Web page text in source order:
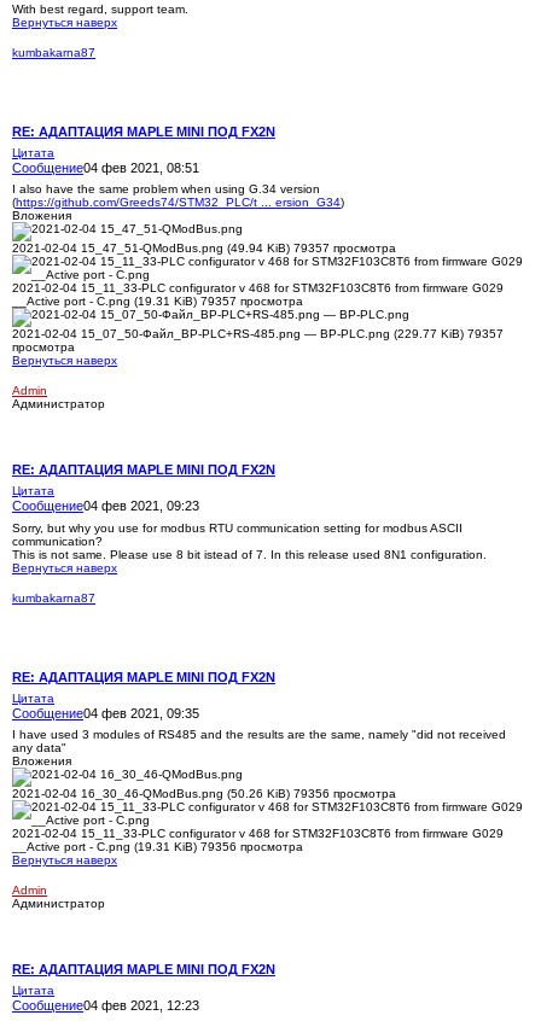
With best regard, support team.
Вернуться наверх
kumbakarna87
RE: АДАПТАЦИЯ MAPLE MINI ПОД FX2N
Цитата
Сообщение04 фев 2021, 08:51
I also have the same problem when using G.34 version
(https://github.com/Greeds74/STM32_PLC/t ... ersion_G34)
Вложения
2021-02-04 15_47_51-QModBus.png (49.94 KiB) 79357 просмотра
2021-02-04 15_11_33-PLC configurator v 468 for STM32F103C8T6 from firmware G029
__Active port - C.png (19.31 KiB) 79357 просмотра
2021-02-04 15_07_50-Файл_BP-PLC+RS-485.png — BP-PLC.png (229.77 KiB) 79357
просмотра
Вернуться наверх
Admin
Администратор
RE: АДАПТАЦИЯ MAPLE MINI ПОД FX2N
Цитата
Сообщение04 фев 2021, 09:23
Sorry, but why you use for modbus RTU communication setting for modbus ASCII
communication?
This is not same. Please use 8 bit istead of 7. In this release used 8N1 configuration.
Вернуться наверх
kumbakarna87
RE: АДАПТАЦИЯ MAPLE MINI ПОД FX2N
Цитата
Сообщение04 фев 2021, 09:35
I have used 3 modules of RS485 and the results are the same, namely "did not received
any data"
Вложения
2021-02-04 16_30_46-QModBus.png (50.26 KiB) 79356 просмотра
2021-02-04 15_11_33-PLC configurator v 468 for STM32F103C8T6 from firmware G029
__Active port - C.png (19.31 KiB) 79356 просмотра
Вернуться наверх
Admin
Администратор
RE: АДАПТАЦИЯ MAPLE MINI ПОД FX2N
Цитата
Сообщение04 фев 2021, 12:23